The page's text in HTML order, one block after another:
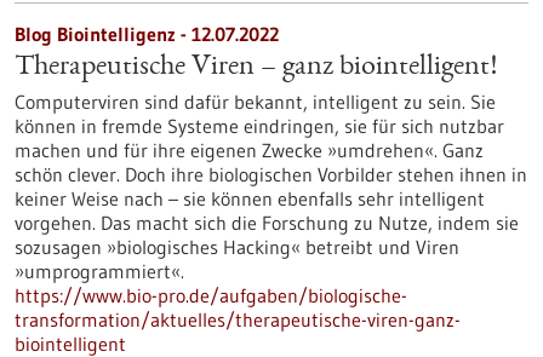
Blog Biointelligenz - 12.07.2022
Therapeutische Viren – ganz biointelligent!
Computerviren sind dafür bekannt, intelligent zu sein. Sie
können in fremde Systeme eindringen, sie für sich nutzbar
machen und für ihre eigenen Zwecke »umdrehen«. Ganz
schön clever. Doch ihre biologischen Vorbilder stehen ihnen in
keiner Weise nach – sie können ebenfalls sehr intelligent
vorgehen. Das macht sich die Forschung zu Nutze, indem sie
sozusagen »biologisches Hacking« betreibt und Viren
»umprogrammiert«.
https://www.bio-pro.de/aufgaben/biologische-
transformation/aktuelles/therapeutische-viren-ganz-
biointelligent